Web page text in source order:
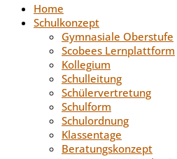
Home
Schulkonzept
Gymnasiale Oberstufe
Scobees Lernplattform
Kollegium
Schulleitung
Schülervertretung
Schulform
Schulordnung
Klassentage
Beratungskonzept